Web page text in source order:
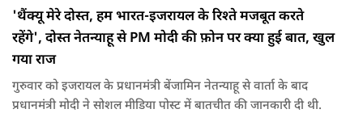
'थैंक्यू मेरे दोस्त, हम भारत-इजरायल के रिश्ते मजबूत करते
रहेंगे', दोस्त नेतन्याहू से PM मोदी की फ़ोन पर क्या हुई बात, खुल
गया राज
गुरुवार को इजरायल के प्रधानमंत्री बेंजामिन नेतन्याहू से वार्ता के बाद
प्रधानमंत्री मोदी ने सोशल मीड‍िया पोस्‍ट में बातचीत की जानकारी दी थी.